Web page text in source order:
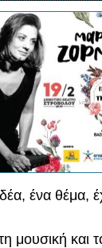
ένα θέμα,
μουσική και